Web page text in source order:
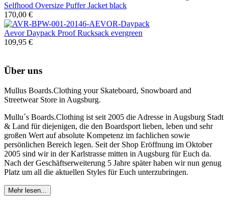
Selfhood Oversize Puffer Jacket black
170,00 €
AevorDaypack Proof Rucksack evergreen
109,95 €
Über uns
Mullus Boards.Clothing your Skateboard, Snowboard and
Streetwear Store in Augsburg.
Mullu´s Boards.Clothing ist seit 2005 die Adresse in Augsburg Stadt
& Land für diejenigen, die den Boardsport lieben, leben und sehr
großen Wert auf absolute Kompetenz im fachlichen sowie
persönlichen Bereich legen. Seit der Shop Eröffnung im Oktober
2005 sind wir in der Karlstrasse mitten in Augsburg für Euch da.
Nach der Geschäftserweiterung 5 Jahre später haben wir nun genug
Platz um all die aktuellen Styles für Euch unterzubringen.
Mehr lesen...